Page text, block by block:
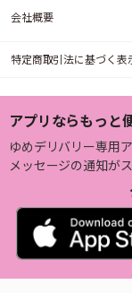
会社概要
特定商取引法に基づく表
アプリならもっと
ゆめデリバリー専用ア
メッセージの通知が